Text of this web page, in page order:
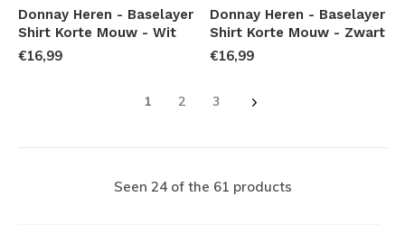
Donnay Heren - Baselayer
Shirt Korte Mouw - Wit
€16,99
Donnay Heren - Baselayer
Shirt Korte Mouw - Zwart
€16,99
1 2 3
Seen 24 of the 61 products